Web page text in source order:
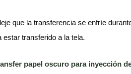
que la transferencia se enfríe
estar transferido a la tela.
papel oscuro para inyección